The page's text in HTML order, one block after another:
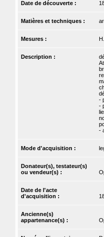
Date de découverte :
Matières et techniques :
Mesures :
Description :
-
-
-
Mode d'acquisition :
Donateur(s), testateur(s)
ou vendeur(s) :
Date de l'acte
d'acquisition :
Ancienne(s)
appartenance(s) :